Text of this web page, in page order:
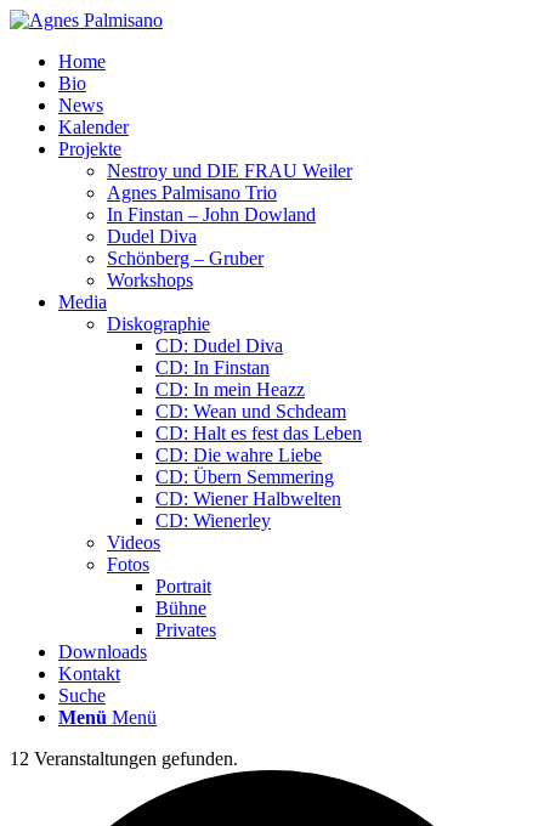
Home
Bio
News
Kalender
Projekte
Nestroy und DIE FRAU Weiler
Agnes Palmisano Trio
In Finstan – John Dowland
Dudel Diva
Schönberg – Gruber
Workshops
Media
Diskographie
CD: Dudel Diva
CD: In Finstan
CD: In mein Heazz
CD: Wean und Schdeam
CD: Halt es fest das Leben
CD: Die wahre Liebe
CD: Übern Semmering
CD: Wiener Halbwelten
CD: Wienerley
Videos
Fotos
Portrait
Bühne
Privates
Downloads
Kontakt
Suche
Menü Menü
12 Veranstaltungen gefunden.